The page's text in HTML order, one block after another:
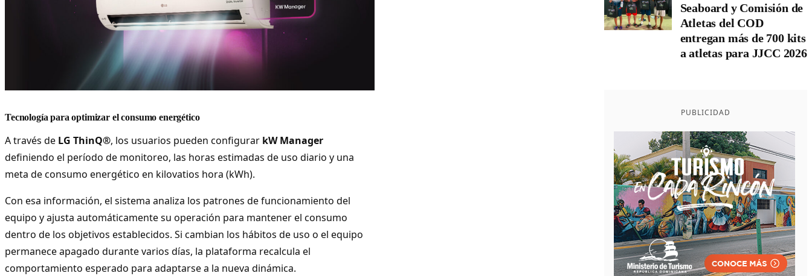
Tecnología para optimizar el consumo energético
A través de LG ThinQ®, los usuarios pueden configurar kW Manager
definiendo el período de monitoreo, las horas estimadas de uso diario y una
meta de consumo energético en kilovatios hora (kWh).
Con esa información, el sistema analiza los patrones de funcionamiento del
equipo y ajusta automáticamente su operación para mantener el consumo
dentro de los objetivos establecidos. Si cambian los hábitos de uso o el equipo
permanece apagado durante varios días, la plataforma recalcula el
comportamiento esperado para adaptarse a la nueva dinámica.
Seaboard y Comisión de
Atletas del COD
entregan más de 700 kits
a atletas para JJCC 2026
PUBLICIDAD